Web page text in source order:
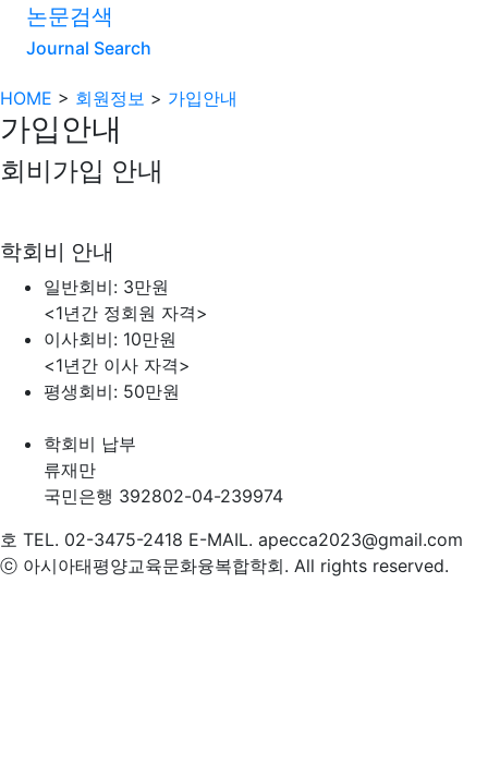
논문검색
Journal Search
HOME > 회원정보 > 가입안내
가입안내
회비가입 안내
학회비 안내
일반회비: 3만원
<1년간 정회원 자격>
이사회비: 10만원
<1년간 이사 자격>
평생회비: 50만원
학회비 납부
류재만
국민은행 392802-04-239974
호 TEL. 02-3475-2418 E-MAIL. apecca2023@gmail.com
ⓒ 아시아태평양교육문화융복합학회. All rights reserved.